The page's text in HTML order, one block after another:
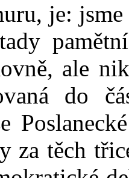
je:
ale
do
za těch